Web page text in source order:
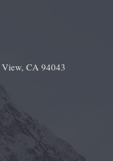
CA 94043